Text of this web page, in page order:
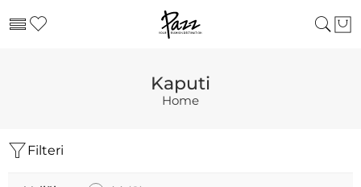
Kaputi
Home
Filteri